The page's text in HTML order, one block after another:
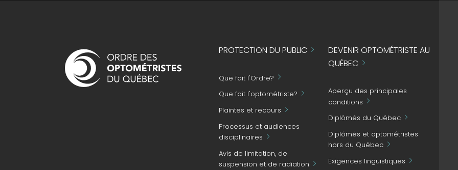
Navigation
principale
PROTECTION DU PUBLIC
Que fait l'Ordre?
Que fait l'optométriste?
Plaintes et recours
Processus et audiences
disciplinaires
Avis de limitation, de
suspension et de radiation
DEVENIR OPTOMÉTRISTE AU
QUÉBEC
Aperçu des principales
conditions
Diplômés du Québec
Diplômés et optométristes
hors du Québec
Exigences linguistiques